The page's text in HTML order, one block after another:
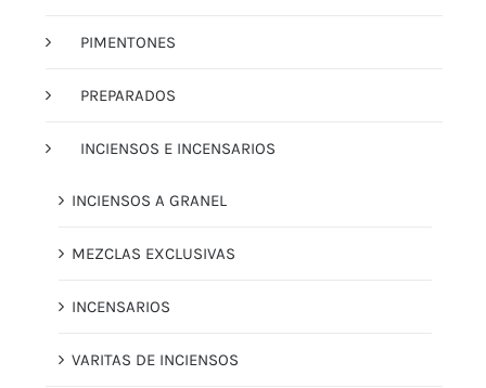
PIMENTONES
PREPARADOS
INCIENSOS E INCENSARIOS
INCIENSOS A GRANEL
MEZCLAS EXCLUSIVAS
INCENSARIOS
VARITAS DE INCIENSOS